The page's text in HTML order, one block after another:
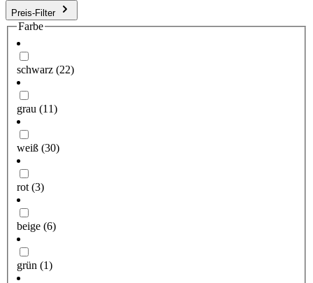
Preis-Filter
Farbe
schwarz (22)
grau (11)
weiß (30)
rot (3)
beige (6)
grün (1)